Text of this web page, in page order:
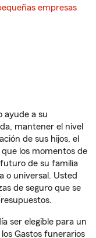
empresas
ayude a su
mantener el nivel
de sus hijos, el
los momentos de
de su familia
o universal. Usted
de seguro que se
ser elegible para un
Gastos funerarios